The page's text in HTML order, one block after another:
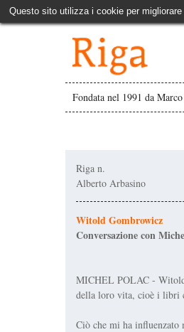
Questo sito utilizza i cookie per
Fondata nel 1991 da
Riga n.
Alberto Arbasino
Witold Gombrowicz
Conversazione con
MICHEL POLAC -
della loro vita, cioè i libri
Ciò che mi ha influenzato